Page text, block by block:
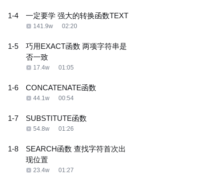
1-4 一定要学 强大的转换函数TEXT
141.9w 02:20
1-5
巧用EXACT函数 两项字符串是
否一致
17.4w 01:05
1-6 CONCATENATE函数
44.1w 00:54
1-7 SUBSTITUTE函数
54.8w 01:26
1-8
SEARCH函数 查找字符首次出
现位置
23.4w 01:27